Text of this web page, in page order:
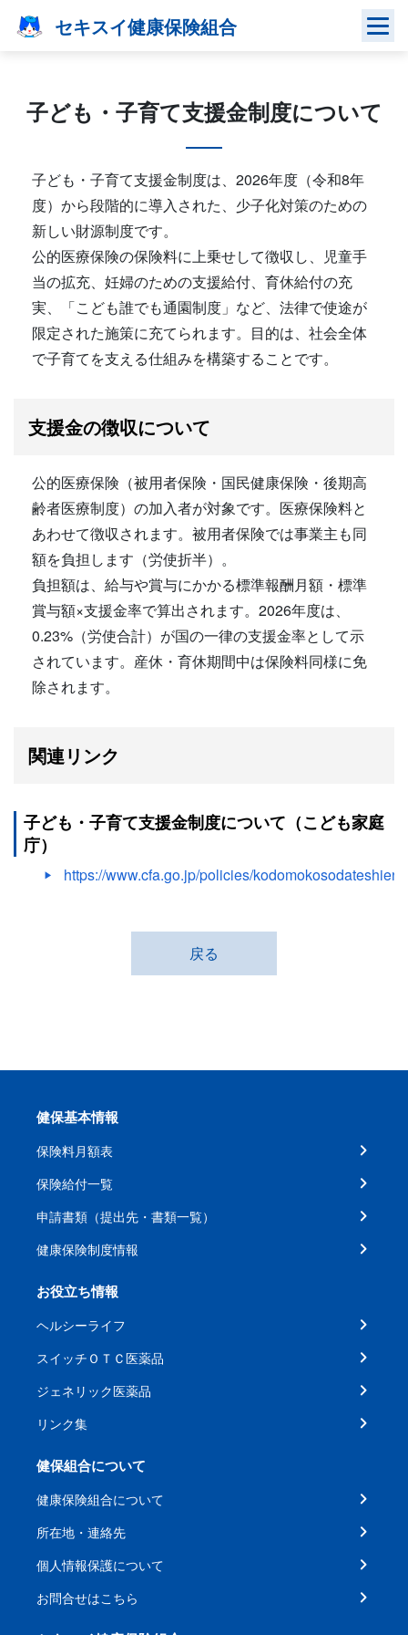
セキスイ健康保険組合
子ども・子育て支援金制度について
子ども・子育て支援金制度は、2026年度（令和8年
度）から段階的に導入された、少子化対策のための
新しい財源制度です。
公的医療保険の保険料に上乗せして徴収し、児童手
当の拡充、妊婦のための支援給付、育休給付の充
実、「こども誰でも通園制度」など、法律で使途が
限定された施策に充てられます。目的は、社会全体
で子育てを支える仕組みを構築することです。
支援金の徴収について
公的医療保険（被用者保険・国民健康保険・後期高
齢者医療制度）の加入者が対象です。医療保険料と
あわせて徴収されます。被用者保険では事業主も同
額を負担します（労使折半）。
負担額は、給与や賞与にかかる標準報酬月額・標準
賞与額×支援金率で算出されます。2026年度は、
0.23%（労使合計）が国の一律の支援金率として示
されています。産休・育休期間中は保険料同様に免
除されます。
関連リンク
子ども・子育て支援金制度について（こども家庭
庁）
https://www.cfa.go.jp/policies/
戻る
健保基本情報
保険料月額表
保険給付一覧
申請書類（提出先・書類一覧）
健康保険制度情報
お役立ち情報
ヘルシーライフ
スイッチＯＴＣ医薬品
ジェネリック医薬品
リンク集
健保組合について
健康保険組合について
所在地・連絡先
個人情報保護について
お問合せはこちら